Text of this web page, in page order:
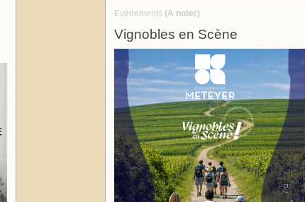
Evénements (A noter)
Vignobles en Scène